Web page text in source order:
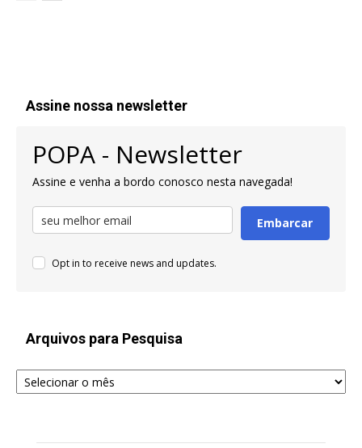
Assine nossa newsletter
POPA - Newsletter
Assine e venha a bordo conosco nesta navegada!
Embarcar
Opt in to receive news and updates.
Arquivos para Pesquisa
Arquivos
para